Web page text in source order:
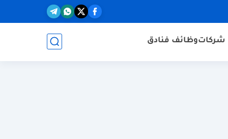
شركاتوظائف فنادق